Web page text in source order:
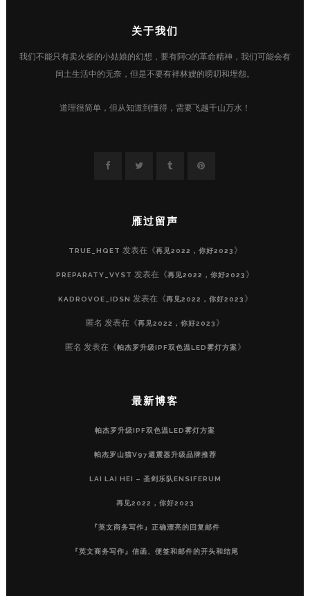
关于我们
我们不能只有卖火柴的小姑娘的幻想，要有阿Q的革命精神，我们可能会有
闰土生活中的无奈，但是不要有祥林嫂的唠叨和埋怨。
道理很简单，但从知道到懂得，需要飞越千山万水！
雁过留声
TRUE_HQET 发表在《再见2022，你好2023 》
PREPARATY_VYST 发表在《再见2022，你好2023 》
KADROVOE_IDSN 发表在《再见2022，你好2023 》
匿名 发表在《再见2022，你好2023 》
匿名 发表在《帕杰罗升级IPF双色温LED雾灯方案》
最新博客
帕杰罗升级IPF双色温LED雾灯方案
帕杰罗山猫V97避震器升级品牌推荐
LAI LAI HEI – 圣剑乐队ENSIFERUM
再见2022，你好2023
『英文商务写作』正确漂亮的回复邮件
『英文商务写作』信函、便签和邮件的开头和结尾